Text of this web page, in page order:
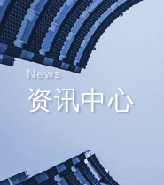
News
资讯中心